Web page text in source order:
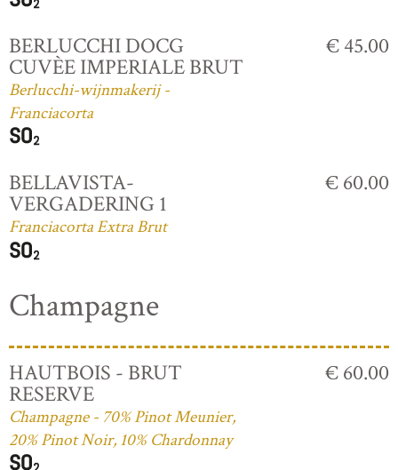
BERLUCCHI DOCG
CUVÈE IMPERIALE BRUT
Berlucchi-wijnmakerij -
Franciacorta
€ 45.00
BELLAVISTA-
VERGADERING 1
Franciacorta Extra Brut
€ 60.00
Champagne
HAUTBOIS - BRUT
RESERVE
Champagne - 70% Pinot Meunier,
20% Pinot Noir, 10% Chardonnay
€ 60.00